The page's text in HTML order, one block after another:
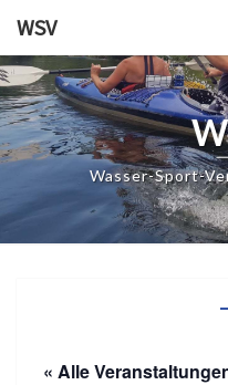
WSV
Wasser-Sport-
« Alle